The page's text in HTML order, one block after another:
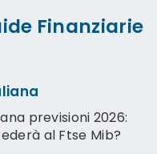
Finanziarie
previsioni 2026:
al Ftse Mib?